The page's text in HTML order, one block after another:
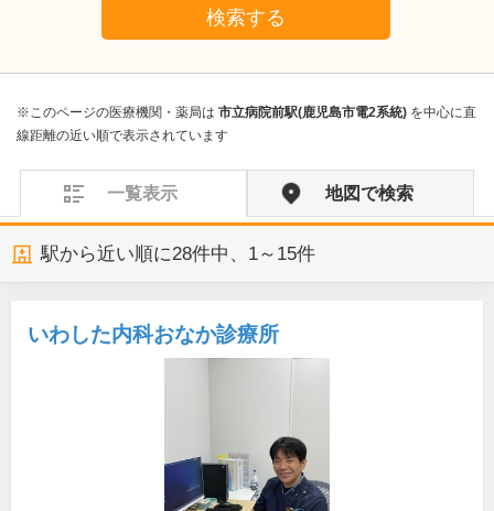
検索する
※このページの医療機関・薬局は 市立病院前駅(鹿児島市電2系統) を中心に直
線距離の近い順で表示されています
一覧表示 地図で検索
駅から近い順に28件中、 1～15件
いわした内科おなか診療所